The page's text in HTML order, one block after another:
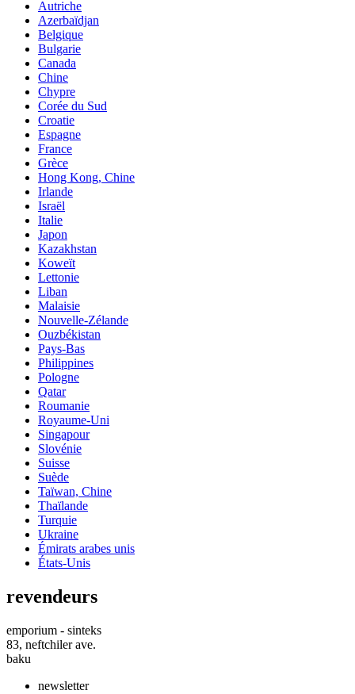
Autriche
Azerbaïdjan
Belgique
Bulgarie
Canada
Chine
Chypre
Corée du Sud
Croatie
Espagne
France
Grèce
Hong Kong, Chine
Irlande
Israël
Italie
Japon
Kazakhstan
Koweït
Lettonie
Liban
Malaisie
Nouvelle-Zélande
Ouzbékistan
Pays-Bas
Philippines
Pologne
Qatar
Roumanie
Royaume-Uni
Singapour
Slovénie
Suisse
Suède
Taïwan, Chine
Thaïlande
Turquie
Ukraine
Émirats arabes unis
États-Unis
revendeurs
emporium - sinteks
83, neftchiler ave.
baku
newsletter